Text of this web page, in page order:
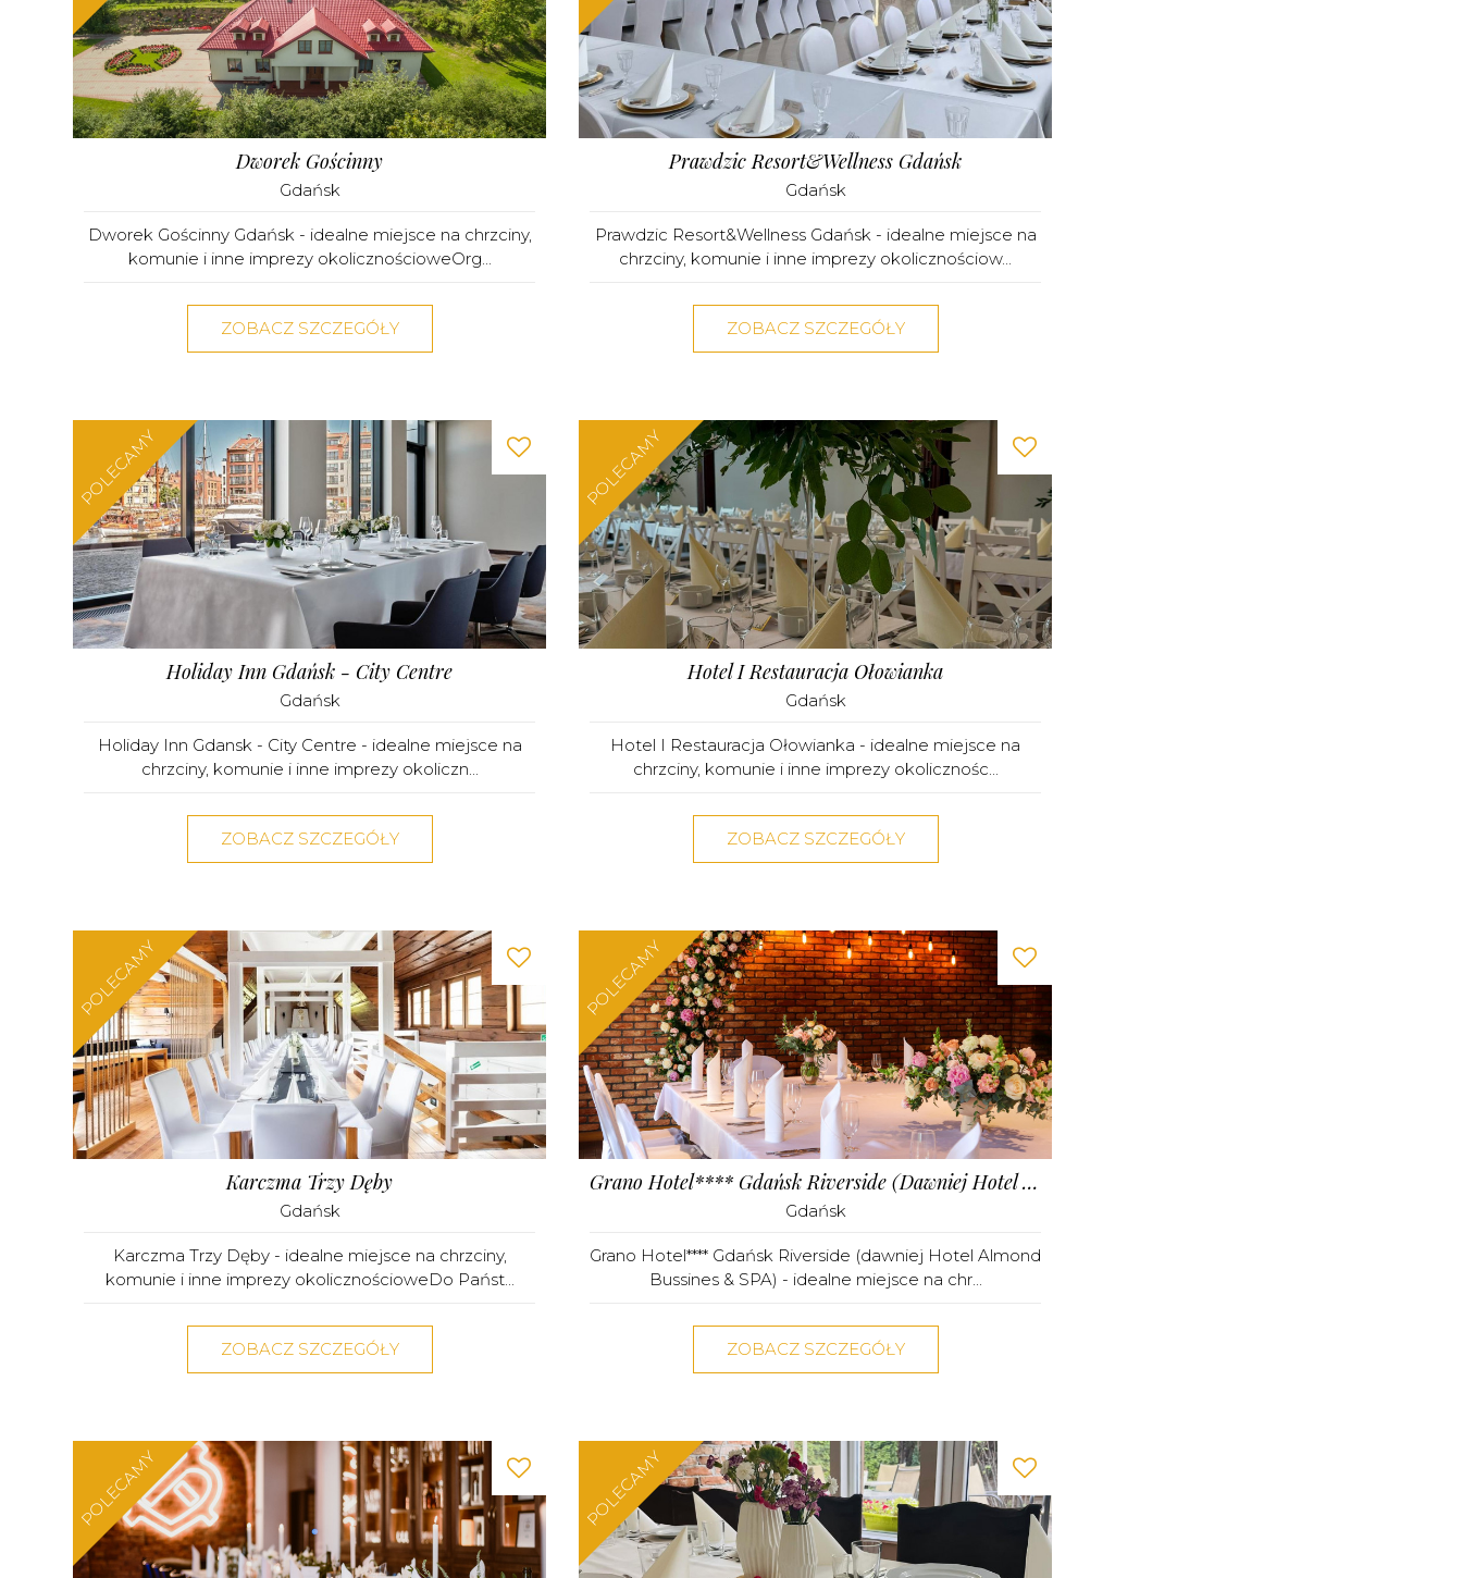
Dworek Gościnny
Gdańsk
Dworek Gościnny Gdańsk - idealne miejsce na chrzciny,
komunie i inne imprezy okolicznościoweOrg...
ZOBACZ SZCZEGÓŁY
Prawdzic Resort&Wellness Gdańsk
Gdańsk
Prawdzic Resort&Wellness Gdańsk - idealne miejsce na
chrzciny, komunie i inne imprezy okolicznościow...
ZOBACZ SZCZEGÓŁY
POLECAMY
Holiday Inn Gdańsk - City Centre
Gdańsk
Holiday Inn Gdansk - City Centre - idealne miejsce na
chrzciny, komunie i inne imprezy okoliczn...
ZOBACZ SZCZEGÓŁY
POLECAMY
Hotel I Restauracja Ołowianka
Gdańsk
Hotel I Restauracja Ołowianka - idealne miejsce na
chrzciny, komunie i inne imprezy okolicznośc...
ZOBACZ SZCZEGÓŁY
POLECAMY
Karczma Trzy Dęby
Gdańsk
Karczma Trzy Dęby - idealne miejsce na chrzciny,
komunie i inne imprezy okolicznościoweDo Państ...
ZOBACZ SZCZEGÓŁY
POLECAMY
Grano Hotel**** Gdańsk Riverside (dawniej Hotel Almond Bussines & SPA)
Gdańsk
Grano Hotel**** Gdańsk Riverside (dawniej Hotel Almond
Bussines & SPA) - idealne miejsce na chr...
ZOBACZ SZCZEGÓŁY
POLECAMY POLECAMY